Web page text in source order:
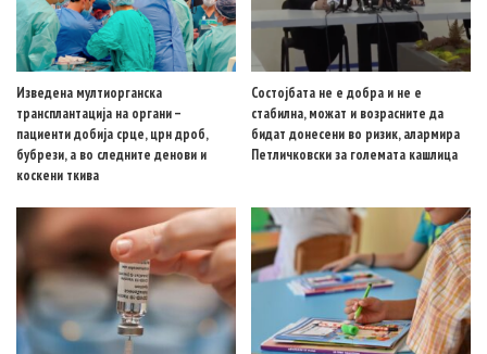
Изведена мултиорганска
трансплантација на органи –
пациенти добија срце, црн дроб,
бубрези, а во следните денови и
коскени ткива
Состојбата не е добра и не е
стабилна, можат и возрасните да
бидат донесени во ризик, алармира
Петличковски за големата кашлица